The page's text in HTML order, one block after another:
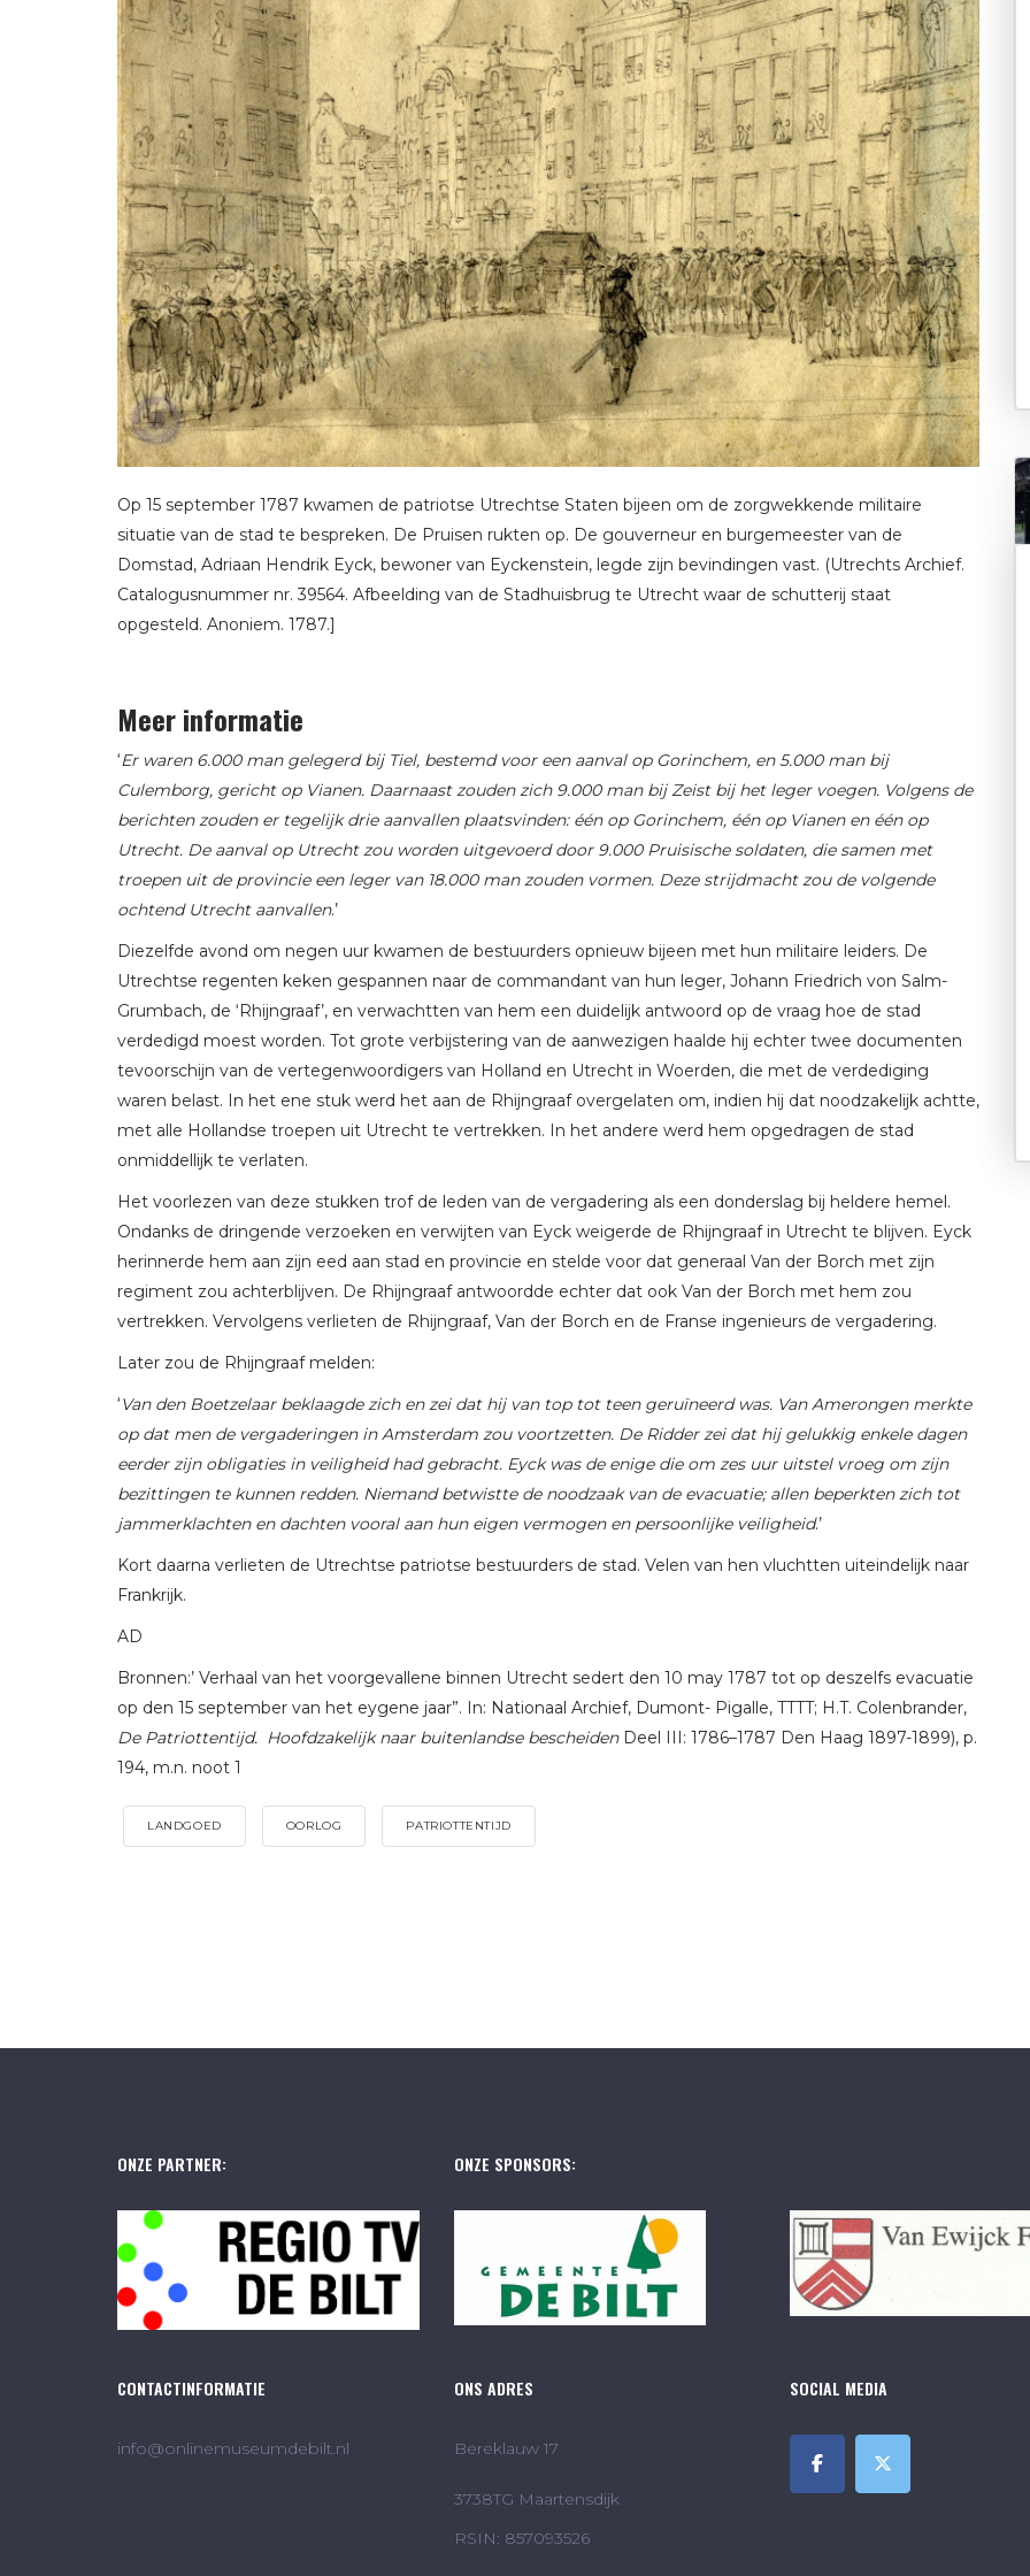
Op 15 september 1787 kwamen de patriotse Utrechtse Staten bijeen om de zorgwekkende militaire
situatie van de stad te bespreken. De Pruisen rukten op. De gouverneur en burgemeester van de
Domstad, Adriaan Hendrik Eyck, bewoner van Eyckenstein, legde zijn bevindingen vast. (Utrechts Archief.
Catalogusnummer nr. 39564. Afbeelding van de Stadhuisbrug te Utrecht waar de schutterij staat
opgesteld. Anoniem. 1787.]
Meer informatie
‘Er waren 6.000 man gelegerd bij Tiel, bestemd voor een aanval op Gorinchem, en 5.000 man bij
Culemborg, gericht op Vianen. Daarnaast zouden zich 9.000 man bij Zeist bij het leger voegen. Volgens de
berichten zouden er tegelijk drie aanvallen plaatsvinden: één op Gorinchem, één op Vianen en één op
Utrecht. De aanval op Utrecht zou worden uitgevoerd door 9.000 Pruisische soldaten, die samen met
troepen uit de provincie een leger van 18.000 man zouden vormen. Deze strijdmacht zou de volgende
ochtend Utrecht aanvallen.’
Diezelfde avond om negen uur kwamen de bestuurders opnieuw bijeen met hun militaire leiders. De
Utrechtse regenten keken gespannen naar de commandant van hun leger, Johann Friedrich von Salm-
Grumbach, de ‘Rhijngraaf’, en verwachtten van hem een duidelijk antwoord op de vraag hoe de stad
verdedigd moest worden. Tot grote verbijstering van de aanwezigen haalde hij echter twee documenten
tevoorschijn van de vertegenwoordigers van Holland en Utrecht in Woerden, die met de verdediging
waren belast. In het ene stuk werd het aan de Rhijngraaf overgelaten om, indien hij dat noodzakelijk achtte,
met alle Hollandse troepen uit Utrecht te vertrekken. In het andere werd hem opgedragen de stad
onmiddellijk te verlaten.
Het voorlezen van deze stukken trof de leden van de vergadering als een donderslag bij heldere hemel.
Ondanks de dringende verzoeken en verwijten van Eyck weigerde de Rhijngraaf in Utrecht te blijven. Eyck
herinnerde hem aan zijn eed aan stad en provincie en stelde voor dat generaal Van der Borch met zijn
regiment zou achterblijven. De Rhijngraaf antwoordde echter dat ook Van der Borch met hem zou
vertrekken. Vervolgens verlieten de Rhijngraaf, Van der Borch en de Franse ingenieurs de vergadering.
Later zou de Rhijngraaf melden:
‘Van den Boetzelaar beklaagde zich en zei dat hij van top tot teen geruïneerd was. Van Amerongen merkte
op dat men de vergaderingen in Amsterdam zou voortzetten. De Ridder zei dat hij gelukkig enkele dagen
eerder zijn obligaties in veiligheid had gebracht. Eyck was de enige die om zes uur uitstel vroeg om zijn
bezittingen te kunnen redden. Niemand betwistte de noodzaak van de evacuatie; allen beperkten zich tot
jammerklachten en dachten vooral aan hun eigen vermogen en persoonlijke veiligheid.’
Kort daarna verlieten de Utrechtse patriotse bestuurders de stad. Velen van hen vluchtten uiteindelijk naar
Frankrijk.
AD
Bronnen:’ Verhaal van het voorgevallene binnen Utrecht sedert den 10 may 1787 tot op deszelfs evacuatie
op den 15 september van het eygene jaar”. In: Nationaal Archief, Dumont- Pigalle, TTTT; H.T. Colenbrander,
De Patriottentijd. Hoofdzakelijk naar buitenlandse bescheidenDeel III: 1786–1787 Den Haag 1897-1899), p.
194, m.n. noot 1
LANDGOED OORLOG PATRIOTTENTIJD
ONZE PARTNER: ONZE SPONSORS:
CONTACTINFORMATIE
info@onlinemuseumdebilt.nl
ONS ADRES
Bereklauw 17
3738TG Maartensdijk
RSIN: 857093526
SOCIAL MEDIA